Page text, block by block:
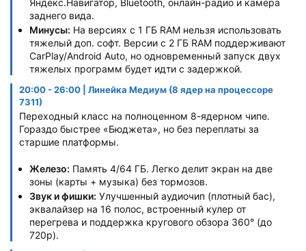
Яндекс.Навигатор, Bluetooth, онлайн-радио и камера
заднего вида.
Минусы: На версиях с 1 ГБ RAM нельзя использовать
тяжелый доп. софт. Версии с 2 ГБ RAM поддерживают
CarPlay/Android Auto, но одновременный запуск двух
тяжелых программ будет идти с задержкой.
20:00 - 26:00 | Линейка Медиум (8 ядер на процессоре
7311)
Переходный класс на полноценном 8-ядерном чипе.
Гораздо быстрее «Бюджета», но без переплаты за
старшие платформы.
Железо: Память 4/64 ГБ. Легко делит экран на две
зоны (карты + музыка) без тормозов.
Звук и фишки: Улучшенный аудиочип (плотный бас),
эквалайзер на 16 полос, встроенный кулер от
перегрева и поддержка кругового обзора 360° (до
720p).